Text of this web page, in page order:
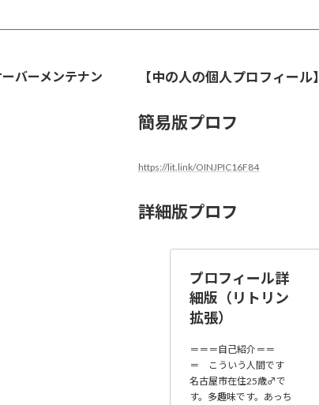
バーメンテナン
【中の人の個人プロフィール】
簡易版プロフ
https://lit.link/OINJPIC16F84
詳細版プロフ
プロフィール詳
細版（リトリン
拡張）
＝＝＝自己紹介＝＝
＝ こういう人間です
名古屋市在住25歳♂で
す。多趣味です。あっち